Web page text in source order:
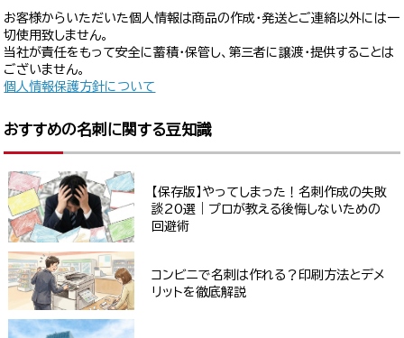
お客様からいただいた個人情報は商品の作成・発送とご連絡以外には一
切使用致しません。
当社が責任をもって安全に蓄積・保管し、第三者に譲渡・提供することは
ございません。
個人情報保護方針について
おすすめの名刺に関する豆知識
【保存版】やってしまった！名刺作成の失敗
談20選｜プロが教える後悔しないための
回避術
コンビニで名刺は作れる？印刷方法とデメ
リットを徹底解説